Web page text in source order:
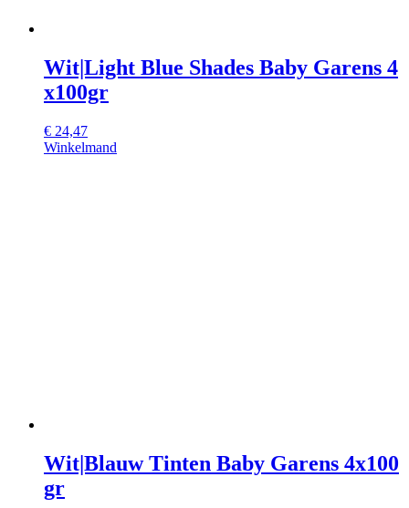
Wit|Light Blue Shades Baby Garens 4
x100gr
€ 24,47
Winkelmand
Wit|Blauw Tinten Baby Garens 4x100
gr